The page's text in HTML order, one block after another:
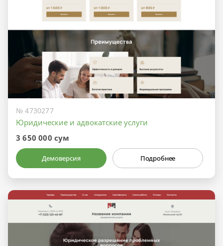
№ 4730277
Юридические и адвокатские услуги
3 650 000 сум
Демоверсия Подробнее